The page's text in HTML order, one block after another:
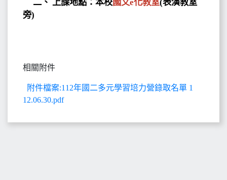
二、 上課地點：本校國文e化教室(表演教室
旁)
相關附件
附件檔案:112年國二多元學習培力營錄取名單 1
12.06.30.pdf